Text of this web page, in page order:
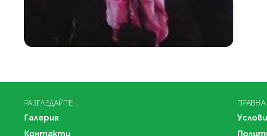
РАЗГЛЕДАЙТЕ
Галерия
Контакти